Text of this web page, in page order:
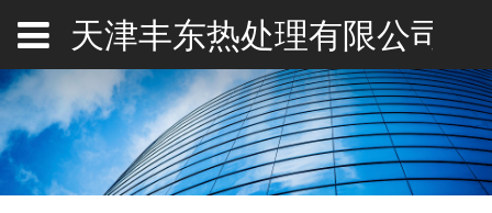
天津丰东热处理有限公司